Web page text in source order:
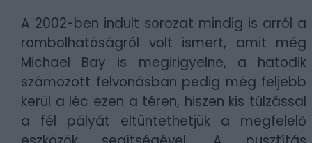
A 2002-ben indult sorozat mindig is arról a
rombolhatóságról volt ismert, amit még
Michael Bay is megirigyelne, a hatodik
számozott felvonásban pedig még feljebb
kerül a léc ezen a téren, hiszen kis túlzással
a fél pályát eltüntethetjük a megfelelő